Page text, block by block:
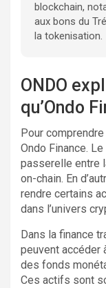
blockchain,
aux bons du
la tokenisation.
ONDO
qu’Ondo
Pour
Ondo Finance.
passerelle entre
on-chain. En
rendre certains
dans l’univers
Dans la finance
peuvent accéder
des fonds
Ces actifs sont